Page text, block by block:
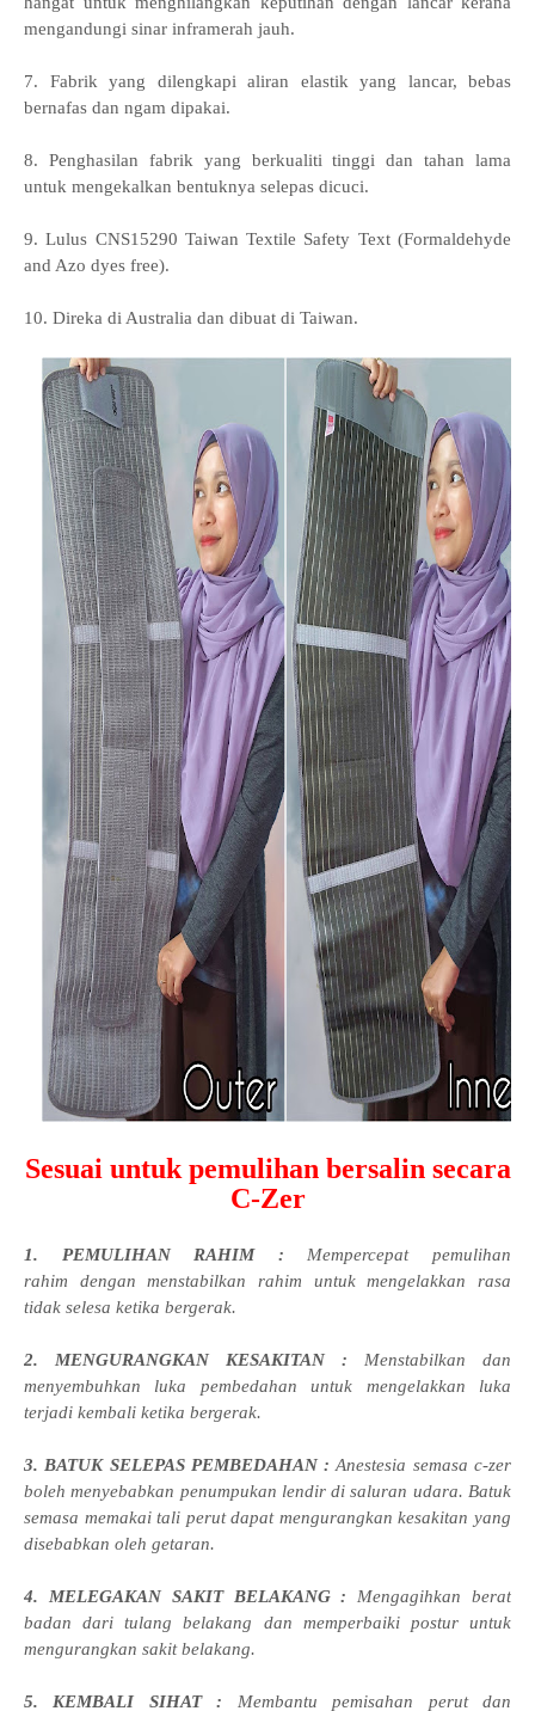
mengandungi sinar inframerah jauh.
7. Fabrik yang dilengkapi aliran elastik yang lancar, bebas
bernafas dan ngam dipakai.
8. Penghasilan fabrik yang berkualiti tinggi dan tahan lama
untuk mengekalkan bentuknya selepas dicuci.
9. Lulus CNS15290 Taiwan Textile Safety Text (Formaldehyde
and Azo dyes free).
10. Direka di Australia dan dibuat di Taiwan.
Sesuai untuk pemulihan bersalin secara
C-Zer
1. PEMULIHAN RAHIM : Mempercepat pemulihan
rahim dengan menstabilkan rahim untuk mengelakkan rasa
tidak selesa ketika bergerak.
2. MENGURANGKAN KESAKITAN : Menstabilkan dan
menyembuhkan luka pembedahan untuk mengelakkan luka
terjadi kembali ketika bergerak.
3. BATUK SELEPAS PEMBEDAHAN : Anestesia semasa c-zer
boleh menyebabkan penumpukan lendir di saluran udara. Batuk
semasa memakai tali perut dapat mengurangkan kesakitan yang
disebabkan oleh getaran.
4. MELEGAKAN SAKIT BELAKANG : Mengagihkan berat
badan dari tulang belakang dan memperbaiki postur untuk
mengurangkan sakit belakang.
5. KEMBALI SIHAT : Membantu pemisahan perut dan